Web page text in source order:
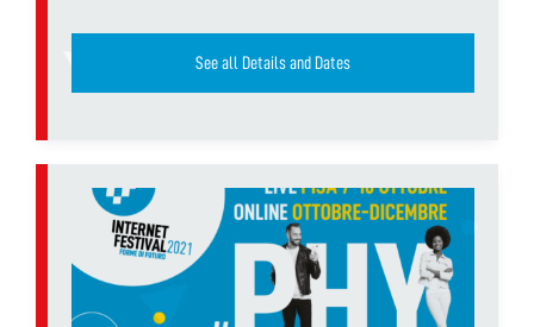
See all Details and Dates